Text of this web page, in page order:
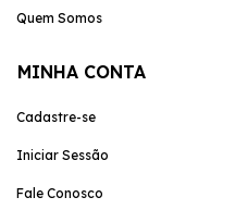
Quem Somos
MINHA CONTA
Cadastre-se
Iniciar Sessão
Fale Conosco